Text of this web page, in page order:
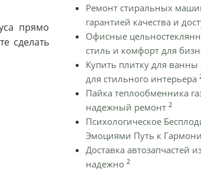
прямо
сделать
Ремонт стиральных
гарантией качества и
Офисные
стиль и комфорт для
Купить плитку для
для стильного интерьера
Пайка теплообменника
надежный ремонт 2
Психологическое
Эмоциями Путь к
Доставка автозапчастей
надежно 2